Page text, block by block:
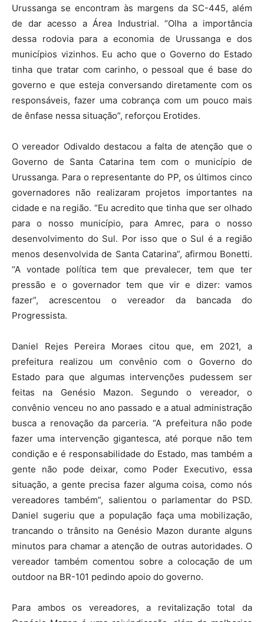
Urussanga se encontram às margens da SC-445, além
de dar acesso a Área Industrial. “Olha a importância
dessa rodovia para a economia de Urussanga e dos
municípios vizinhos. Eu acho que o Governo do Estado
tinha que tratar com carinho, o pessoal que é base do
governo e que esteja conversando diretamente com os
responsáveis, fazer uma cobrança com um pouco mais
de ênfase nessa situação”, reforçou Erotides.
O vereador Odivaldo destacou a falta de atenção que o
Governo de Santa Catarina tem com o município de
Urussanga. Para o representante do PP, os últimos cinco
governadores não realizaram projetos importantes na
cidade e na região. “Eu acredito que tinha que ser olhado
para o nosso município, para Amrec, para o nosso
desenvolvimento do Sul. Por isso que o Sul é a região
menos desenvolvida de Santa Catarina”, afirmou Bonetti.
“A vontade política tem que prevalecer, tem que ter
pressão e o governador tem que vir e dizer: vamos
fazer”, acrescentou o vereador da bancada do
Progressista.
Daniel Rejes Pereira Moraes citou que, em 2021, a
prefeitura realizou um convênio com o Governo do
Estado para que algumas intervenções pudessem ser
feitas na Genésio Mazon. Segundo o vereador, o
convênio venceu no ano passado e a atual administração
busca a renovação da parceria. “A prefeitura não pode
fazer uma intervenção gigantesca, até porque não tem
condição e é responsabilidade do Estado, mas também a
gente não pode deixar, como Poder Executivo, essa
situação, a gente precisa fazer alguma coisa, como nós
vereadores também”, salientou o parlamentar do PSD.
Daniel sugeriu que a população faça uma mobilização,
trancando o trânsito na Genésio Mazon durante alguns
minutos para chamar a atenção de outras autoridades. O
vereador também comentou sobre a colocação de um
outdoor na BR-101 pedindo apoio do governo.
Para ambos os vereadores, a revitalização total da